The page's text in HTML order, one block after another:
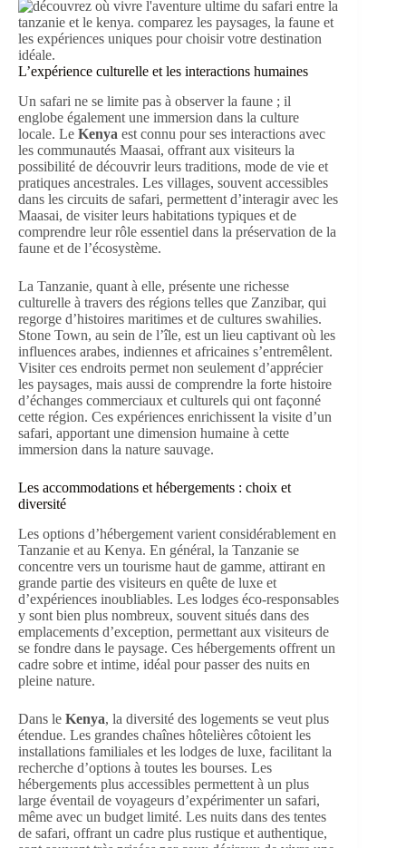
L’expérience culturelle et les interactions humaines
Un safari ne se limite pas à observer la faune ; il
englobe également une immersion dans la culture
locale. Le Kenya est connu pour ses interactions avec
les communautés Maasai, offrant aux visiteurs la
possibilité de découvrir leurs traditions, mode de vie et
pratiques ancestrales. Les villages, souvent accessibles
dans les circuits de safari, permettent d’interagir avec les
Maasai, de visiter leurs habitations typiques et de
comprendre leur rôle essentiel dans la préservation de la
faune et de l’écosystème.
La Tanzanie, quant à elle, présente une richesse
culturelle à travers des régions telles que Zanzibar, qui
regorge d’histoires maritimes et de cultures swahilies.
Stone Town, au sein de l’île, est un lieu captivant où les
influences arabes, indiennes et africaines s’entremêlent.
Visiter ces endroits permet non seulement d’apprécier
les paysages, mais aussi de comprendre la forte histoire
d’échanges commerciaux et culturels qui ont façonné
cette région. Ces expériences enrichissent la visite d’un
safari, apportant une dimension humaine à cette
immersion dans la nature sauvage.
Les accommodations et hébergements : choix et
diversité
Les options d’hébergement varient considérablement en
Tanzanie et au Kenya. En général, la Tanzanie se
concentre vers un tourisme haut de gamme, attirant en
grande partie des visiteurs en quête de luxe et
d’expériences inoubliables. Les lodges éco-responsables
y sont bien plus nombreux, souvent situés dans des
emplacements d’exception, permettant aux visiteurs de
se fondre dans le paysage. Ces hébergements offrent un
cadre sobre et intime, idéal pour passer des nuits en
pleine nature.
Dans le Kenya, la diversité des logements se veut plus
étendue. Les grandes chaînes hôtelières côtoient les
installations familiales et les lodges de luxe, facilitant la
recherche d’options à toutes les bourses. Les
hébergements plus accessibles permettent à un plus
large éventail de voyageurs d’expérimenter un safari,
même avec un budget limité. Les nuits dans des tentes
de safari, offrant un cadre plus rustique et authentique,